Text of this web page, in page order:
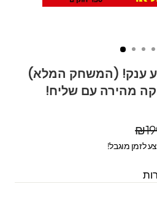
ענק! (המשחק המלא)
לזמן מוגבל!